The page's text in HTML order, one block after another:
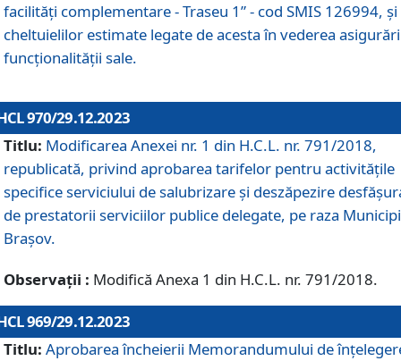
facilităţi complementare - Traseu 1” - cod SMIS 126994, și
cheltuielilor estimate legate de acesta în vederea
funcționalității sale.
970/29.12.2023
Titlu: Modificarea Anexei nr. 1 din H.C.L. nr. 791/2018,
republicată, privind aprobarea tarifelor pentru activitățile
specifice serviciului de salubrizare și deszăpezire
de prestatorii serviciilor publice delegate, pe raza
Brașov.
Observații : Modifică Anexa 1 din H.C.L. nr. 791/2018.
969/29.12.2023
Titlu: Aprobarea încheierii Memorandumului de